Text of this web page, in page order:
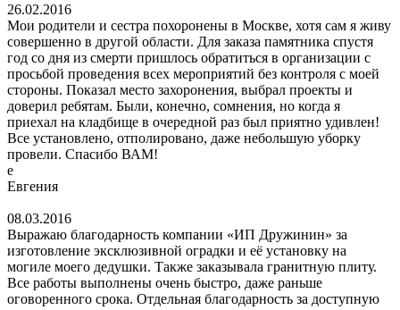
26.02.2016
Мои родители и сестра похоронены в Москве, хотя сам я живу
совершенно в другой области. Для заказа памятника спустя
год со дня из смерти пришлось обратиться в организации с
просьбой проведения всех мероприятий без контроля с моей
стороны. Показал место захоронения, выбрал проекты и
доверил ребятам. Были, конечно, сомнения, но когда я
приехал на кладбище в очередной раз был приятно удивлен!
Все установлено, отполировано, даже небольшую уборку
провели. Спасибо ВАМ!
е
Евгения
08.03.2016
Выражаю благодарность компании «ИП Дружинин» за
изготовление эксклюзивной оградки и её установку на
могиле моего дедушки. Также заказывала гранитную плиту.
Все работы выполнены очень быстро, даже раньше
оговоренного срока. Отдельная благодарность за доступную